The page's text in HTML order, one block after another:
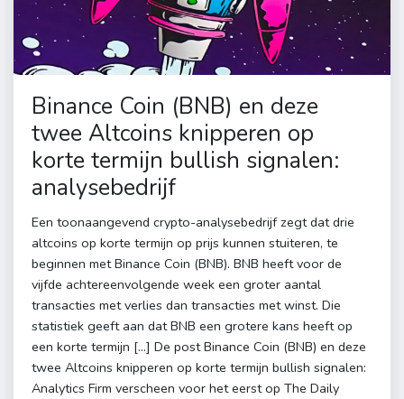
Binance Coin (BNB) en deze
twee Altcoins knipperen op
korte termijn bullish signalen:
analysebedrijf
Een toonaangevend crypto-analysebedrijf zegt dat drie
altcoins op korte termijn op prijs kunnen stuiteren, te
beginnen met Binance Coin (BNB). BNB heeft voor de
vijfde achtereenvolgende week een groter aantal
transacties met verlies dan transacties met winst. Die
statistiek geeft aan dat BNB een grotere kans heeft op
een korte termijn […] De post Binance Coin (BNB) en deze
twee Altcoins knipperen op korte termijn bullish signalen:
Analytics Firm verscheen voor het eerst op The Daily